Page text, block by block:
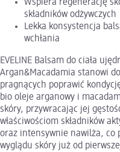
Wspiera regenerację
składników odżywczych
Lekka konsystencja
wchłania
EVELINE Balsam do ciała
Argan&Macadamia stanowi
pragnących poprawić
bio oleje arganowy i
skóry, przywracając jej
właściwościom składników
oraz intensywnie nawilża, co
wyglądu skóry już od